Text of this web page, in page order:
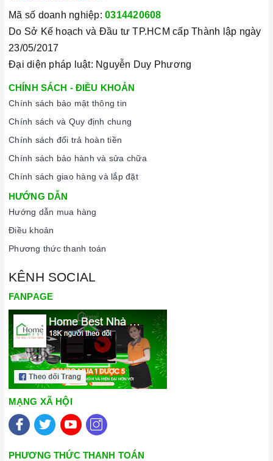
Mã số doanh nghiệp: 0314420608
Do Sở Kế hoạch và Đầu tư TP.HCM cấp Thành lập ngày
23/05/2017
Đại diện pháp luật: Nguyễn Duy Phương
CHÍNH SÁCH - ĐIỀU KHOẢN
Chính sách bảo mật thông tin
Chính sách và Quy định chung
Chính sách đổi trả hoàn tiền
Chính sách bảo hành và sửa chữa
Chính sách giao hàng và lắp đặt
HƯỚNG DẪN
Hướng dẫn mua hàng
Điều khoản
Phương thức thanh toán
KÊNH SOCIAL
FANPAGE
MẠNG XÃ HỘI
PHƯƠNG THỨC THANH TOÁN